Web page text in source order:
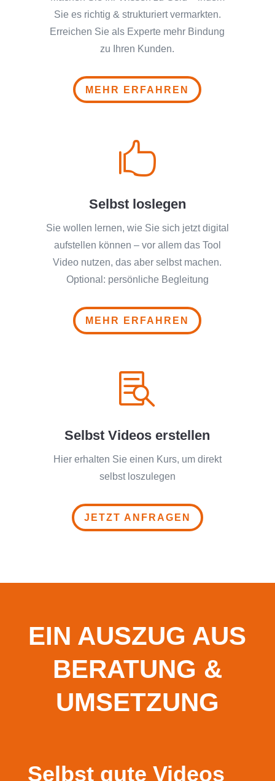
Sie es richtig & strukturiert vermarkten.
Erreichen Sie als Experte mehr Bindung
zu Ihren Kunden.
MEHR ERFAHREN

Selbst loslegen
Sie wollen lernen, wie Sie sich jetzt digital
aufstellen können – vor allem das Tool
Video nutzen, das aber selbst machen.
Optional: persönliche Begleitung
MEHR ERFAHREN

Selbst Videos erstellen
Hier erhalten Sie einen Kurs, um direkt
selbst loszulegen
JETZT ANFRAGEN
EIN AUSZUG AUS
BERATUNG &
UMSETZUNG
Selbst gute Videos